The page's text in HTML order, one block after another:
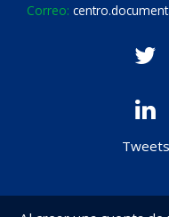
Correo: